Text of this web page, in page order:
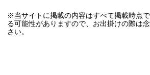
※当サイトに掲載の内容はすべて掲載時点
る可能性がありますので、お出掛けの際は
さい。